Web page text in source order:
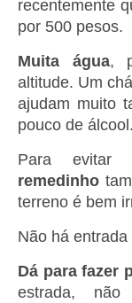
recentemente
por 500 pesos.
Muita água,
altitude. Um
ajudam muito
pouco de álcool.
Para
remedinho
terreno é bem
Não há
Dá para fazer
estrada,